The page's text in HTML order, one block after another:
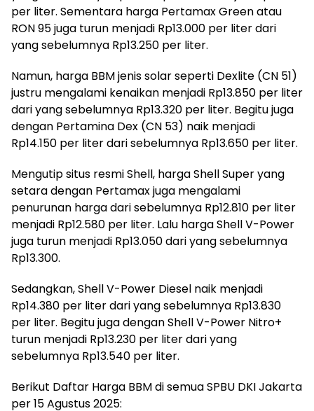
per liter. Sementara harga Pertamax Green atau
RON 95 juga turun menjadi Rp13.000 per liter dari
yang sebelumnya Rp13.250 per liter.
Namun, harga BBM jenis solar seperti Dexlite (CN 51)
justru mengalami kenaikan menjadi Rp13.850 per liter
dari yang sebelumnya Rp13.320 per liter. Begitu juga
dengan Pertamina Dex (CN 53) naik menjadi
Rp14.150 per liter dari sebelumnya Rp13.650 per liter.
Mengutip situs resmi Shell, harga Shell Super yang
setara dengan Pertamax juga mengalami
penurunan harga dari sebelumnya Rp12.810 per liter
menjadi Rp12.580 per liter. Lalu harga Shell V-Power
juga turun menjadi Rp13.050 dari yang sebelumnya
Rp13.300.
Sedangkan, Shell V-Power Diesel naik menjadi
Rp14.380 per liter dari yang sebelumnya Rp13.830
per liter. Begitu juga dengan Shell V-Power Nitro+
turun menjadi Rp13.230 per liter dari yang
sebelumnya Rp13.540 per liter.
Berikut Daftar Harga BBM di semua SPBU DKI Jakarta
per 15 Agustus 2025: